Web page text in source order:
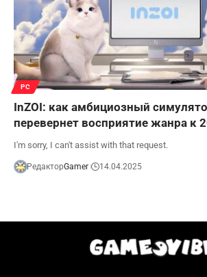
PC
InZOI: как амбициозный
перевернет восприятие жанра к
I'm sorry, I can't assist with that request.
РедакторGamer 14.04.2025